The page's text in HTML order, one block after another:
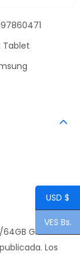
Tablet
GREY”
Los
USD $
VES Bs.